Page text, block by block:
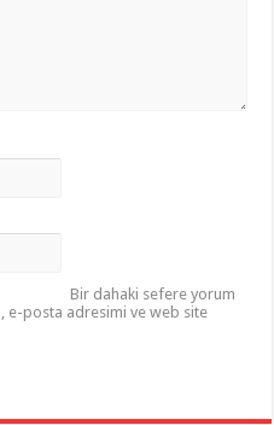
Bir dahaki sefere yorum
e-posta adresimi ve web site